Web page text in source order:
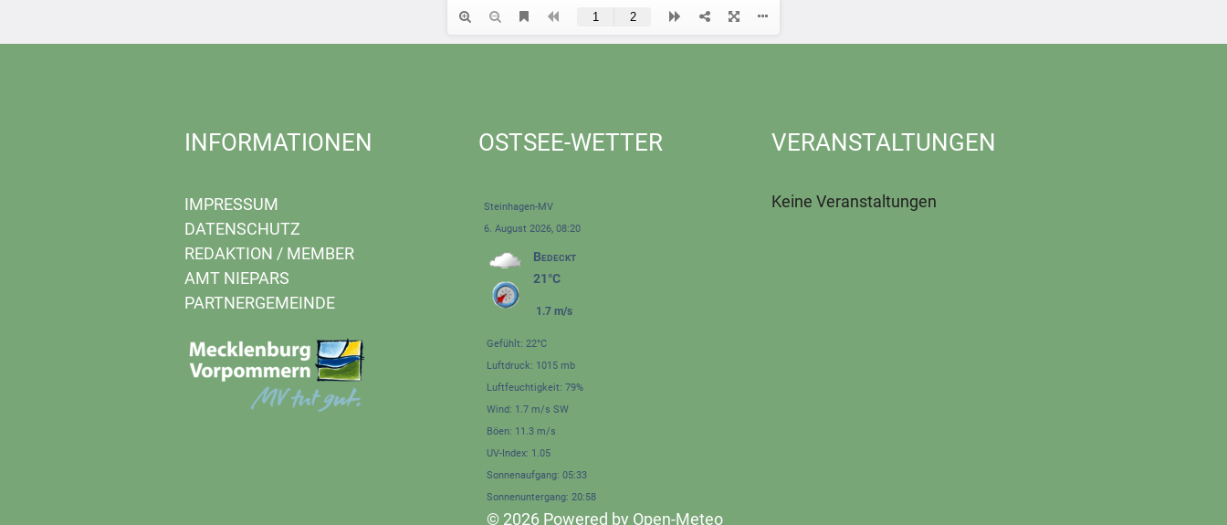
INFORMATIONEN
IMPRESSUM
DATENSCHUTZ
REDAKTION / MEMBER
AMT NIEPARS
PARTNERGEMEINDE
OSTSEE-WETTER
Steinhagen-MV
6. August 2026, 08:20
Bedeckt
21°C
1.7 m/s
Gefühlt: 22°C
Luftdruck: 1015 mb
Luftfeuchtigkeit: 79%
Wind: 1.7 m/s SW
Böen: 11.3 m/s
UV-Index: 1.05
Sonnenaufgang: 05:33
Sonnenuntergang: 20:58
© 2026 Powered by Open-Meteo
VERANSTALTUNGEN
Keine Veranstaltungen